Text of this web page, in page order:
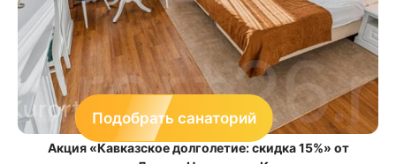
Акция «Кавказское долголетие: скидка 15%» от
Подобрать санаторий